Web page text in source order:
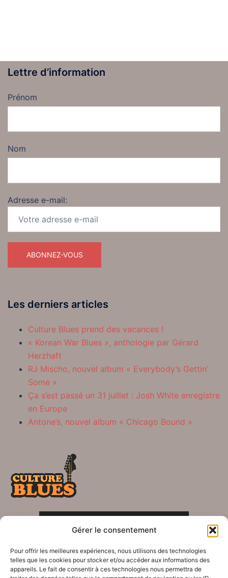
Gérer le consentement
Pour offrir les meilleures expériences, nous utilisons des technologies
telles que les cookies pour stocker et/ou accéder aux informations des
appareils. Le fait de consentir à ces technologies nous permettra de
Lettre d’information
Prénom
Nom
Adresse e-mail:
Les derniers articles
Culture Blues prend des vacances !
« Korean War Blues », anthologie par Gérard
Herzhaft
RJ Mischo, nouvel album « Everybody’s Gettin’
Some »
Ça s’est passé un 31 juillet : Josh White enregistre
en Europe
Antone’s, nouvel album « Chicago Bound »
Crédits